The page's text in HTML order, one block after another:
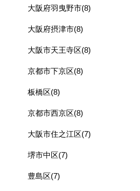
大阪府羽曳野市(8)
大阪府摂津市(8)
大阪市天王寺区(8)
京都市下京区(8)
板橋区(8)
京都市西京区(8)
大阪市住之江区(7)
堺市中区(7)
豊島区(7)